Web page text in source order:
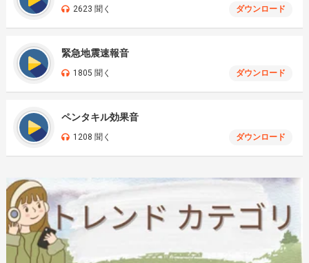
2623 聞く ダウンロード
緊急地震速報音
1805 聞く ダウンロード
ペンタキル効果音
1208 聞く ダウンロード